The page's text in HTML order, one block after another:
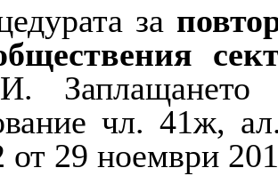
за
Заплащането
чл. 41ж,
от 29 ноември